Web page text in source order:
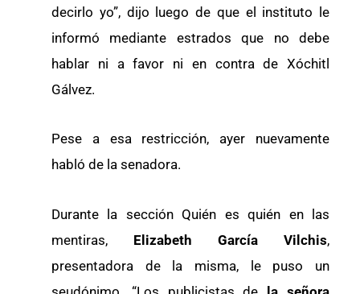
decirlo yo”, dijo luego de que el instituto le
informó mediante estrados que no debe
hablar ni a favor ni en contra de Xóchitl
Gálvez.
Pese a esa restricción, ayer nuevamente
habló de la senadora.
Durante la sección Quién es quién en las
mentiras, Elizabeth García Vilchis,
presentadora de la misma, le puso un